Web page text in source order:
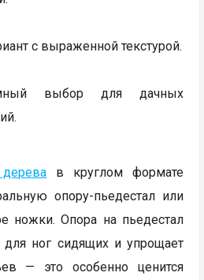
с выраженной текстурой.
выбор для дачных
в круглом формате
опору-пьедестал или
ножки. Опора на пьедестал
ног сидящих и упрощает
— это особенно ценится